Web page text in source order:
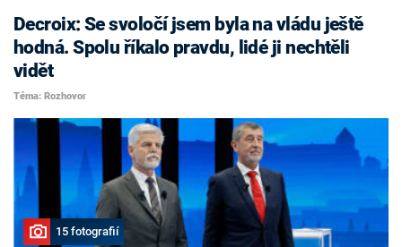
Decroix: Se svoločí jsem byla na vládu ještě
hodná. Spolu říkalo pravdu, lidé ji nechtěli
vidět
Téma: Rozhovor
15 fotografií